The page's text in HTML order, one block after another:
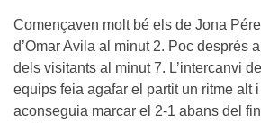
Començaven molt bé els de Jona
d’Omar Avila al minut 2. Poc després
dels visitants al minut 7. L’intercanvi
equips feia agafar el partit un ritme alt
aconseguia marcar el 2-1 abans del